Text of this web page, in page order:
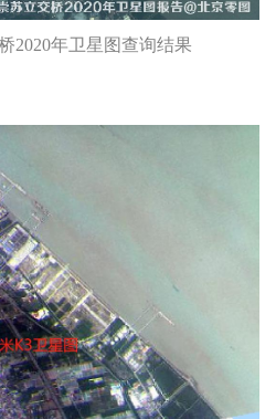
2020年卫星图查询结果